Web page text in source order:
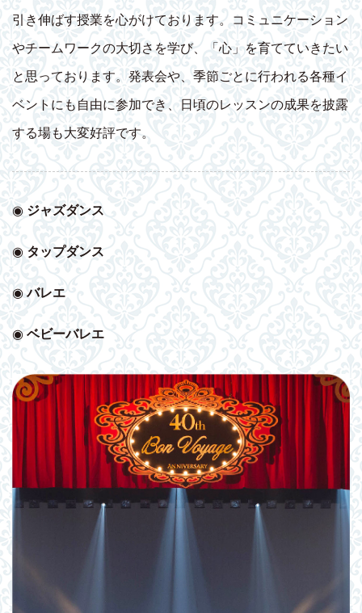
引き伸ばす授業を心がけております。コミュニケーション
やチームワークの大切さを学び、「心」を育てていきたい
と思っております。発表会や、季節ごとに行われる各種イ
ベントにも自由に参加でき、日頃のレッスンの成果を披露
する場も大変好評です。
◉ ジャズダンス
◉ タップダンス
◉バレエ
◉ベビーバレエ